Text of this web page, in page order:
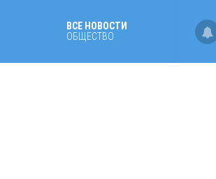
ВСЕ НОВОСТИ
ОБЩЕСТВО